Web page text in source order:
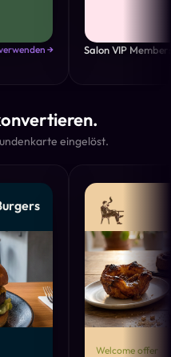
→ Salon VIP
eingelöst.
Welcome offer